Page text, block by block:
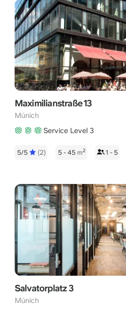
en contactar con nuestros
el espacio de oficina perfecto
Maximilianstraße 13
Múnich
Service Level 3
5/5 (2) 5 - 45 m2 1 - 5
Salvatorplatz 3
Múnich